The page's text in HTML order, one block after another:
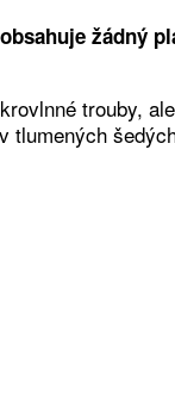
žádný
trouby,
tlumených